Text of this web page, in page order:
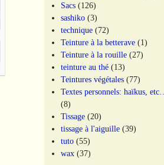
Sacs (126)
sashiko (3)
technique (72)
Teinture à la betterave (1)
Teinture à la rouille (27)
teinture au thé (13)
Teintures végétales (77)
Textes personnels: haïkus, etc…
(8)
Tissage (20)
tissage à l'aiguille (39)
tuto (55)
wax (37)